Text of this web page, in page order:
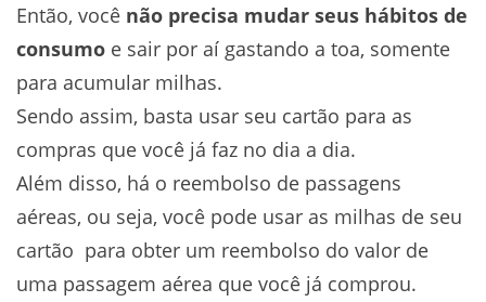
Então, você não precisa mudar seus hábitos de
consumo e sair por aí gastando a toa, somente
para acumular milhas.
Sendo assim, basta usar seu cartão para as
compras que você já faz no dia a dia.
Além disso, há o reembolso de passagens
aéreas, ou seja, você pode usar as milhas de seu
cartão para obter um reembolso do valor de
uma passagem aérea que você já comprou.